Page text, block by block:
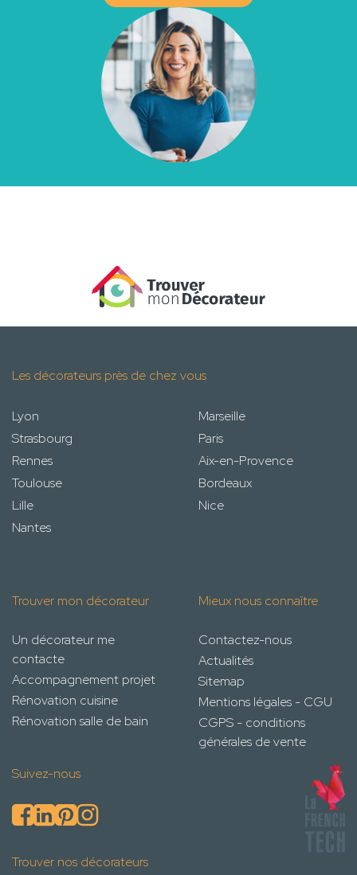
Les décorateurs près de chez vous
Lyon
Marseille
Strasbourg
Paris
Rennes
Aix-en-Provence
Toulouse
Bordeaux
Lille
Nice
Nantes
Trouver mon décorateur
Un décorateur me
contacte
Accompagnement projet
Rénovation cuisine
Rénovation salle de bain
Mieux nous connaître
Contactez-nous
Actualités
Sitemap
Mentions légales - CGU
CGPS - conditions
générales de vente
Suivez-nous
Trouver nos décorateurs